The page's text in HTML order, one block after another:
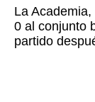
La
0 al conjunto
partido